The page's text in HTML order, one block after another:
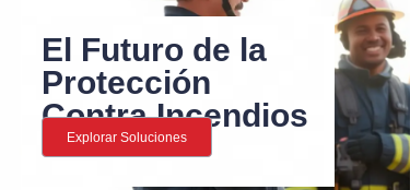
El Futuro de la
Protección
Contra Incendios
Explorar Soluciones
Blog
Sobre nosotros